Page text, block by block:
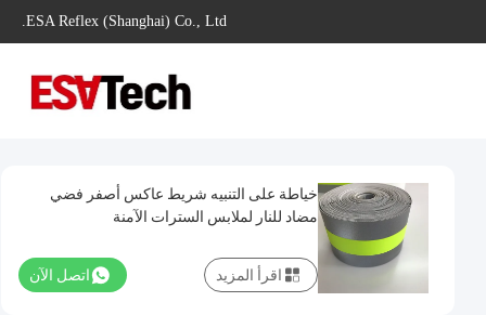
ESA Reflex (Shanghai) Co., Ltd.
خياطة على التنبيه شريط عاكس أصفر فضي
مضاد للنار لملابس السترات الآمنة
اتصل الآن اقرأ المزيد